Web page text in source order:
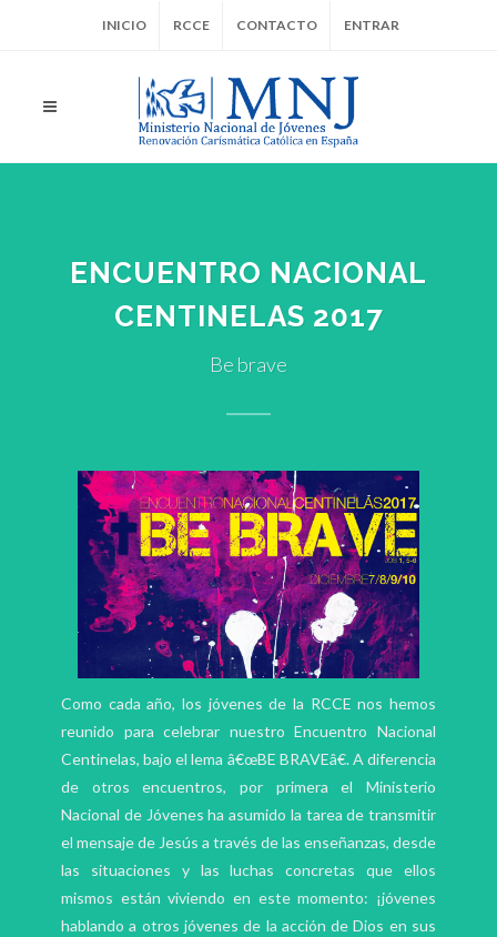
INICIO RCCE CONTACTO ENTRAR
ENCUENTRO NACIONAL
CENTINELAS 2017
Be brave
Como cada año, los jóvenes de la RCCE nos hemos
reunido para celebrar nuestro Encuentro Nacional
Centinelas, bajo el lema â€œBE BRAVEâ€. A diferencia
de otros encuentros, por primera el Ministerio
Nacional de Jóvenes ha asumido la tarea de transmitir
el mensaje de Jesús a través de las enseñanzas, desde
las situaciones y las luchas concretas que ellos
mismos están viviendo en este momento: ¡jóvenes
hablando a otros jóvenes de la acción de Dios en sus